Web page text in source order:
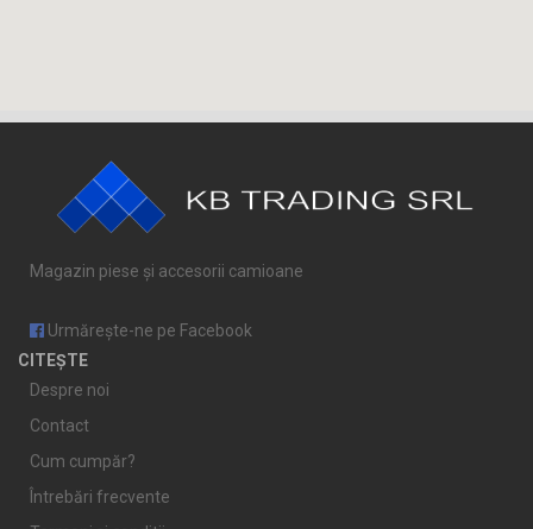
Magazin piese și accesorii camioane
Urmărește-ne pe Facebook
CITEȘTE
Despre noi
Contact
Cum cumpăr?
Întrebări frecvente